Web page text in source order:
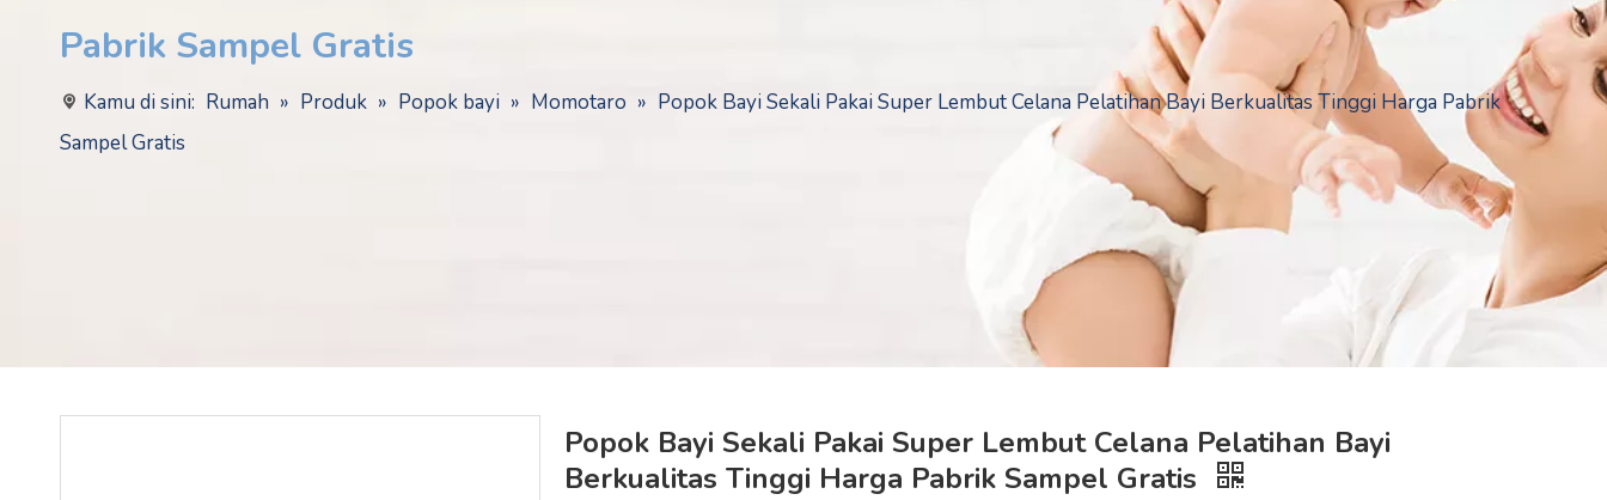
Pabrik Sampel Gratis
Kamu di sini: Rumah » Produk » Popok bayi » Momotaro » Popok Bayi Sekali Pakai Super Lembut Celana Pelatihan Bayi Berkualitas Tinggi Harga Pabrik
Sampel Gratis
Popok Bayi Sekali Pakai Super Lembut Celana Pelatihan Bayi
Berkualitas Tinggi Harga Pabrik Sampel Gratis